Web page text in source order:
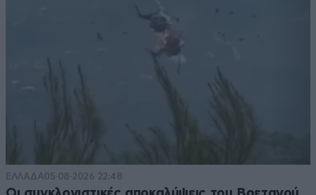
ΕΛΛΑΔΑ05·08·2026 22:48